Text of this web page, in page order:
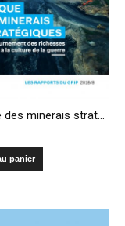
L’Afrique des minerais stratégiques – Du détournement des richesses à la culture de la guerre
panier